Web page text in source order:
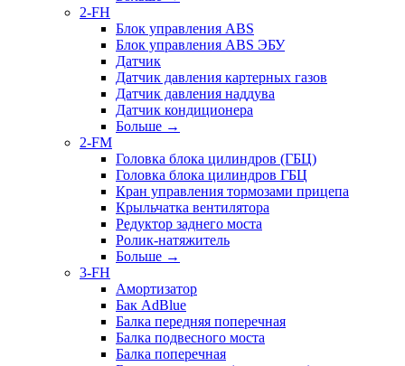
2-FH
Блок управления ABS
Блок управления ABS ЭБУ
Датчик
Датчик давления картерных газов
Датчик давления наддува
Датчик кондиционера
Больше →
2-FM
Головка блока цилиндров (ГБЦ)
Головка блока цилиндров ГБЦ
Кран управления тормозами прицепа
Крыльчатка вентилятора
Редуктор заднего моста
Ролик-натяжитель
Больше →
3-FH
Амортизатор
Бак AdBlue
Балка передняя поперечная
Балка подвесного моста
Балка поперечная